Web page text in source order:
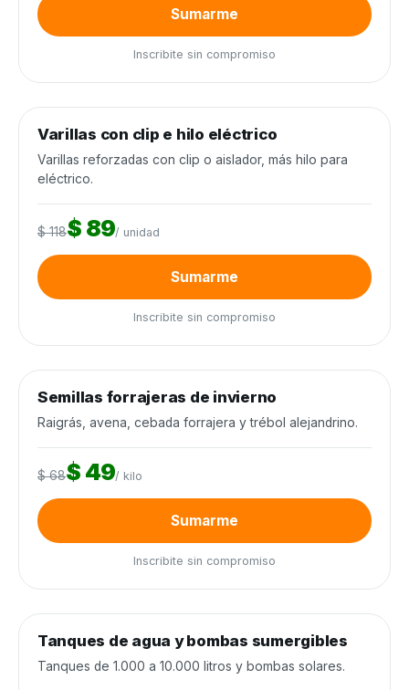
Sumarme
Inscribite sin compromiso
Alambrados y cercos
Varillas con clip e hilo eléctrico
Varillas reforzadas con clip o aislador, más hilo para
eléctrico.
$ 118$ 89/ unidad
Sumarme
Inscribite sin compromiso
Semillas y agroquímicos
Cierra en 7d
Semillas forrajeras de invierno
Raigrás, avena, cebada forrajera y trébol alejandrino.
$ 68$ 49/ kilo
Sumarme
Inscribite sin compromiso
Agua y riego
−23%
Cierra en 10d
Tanques de agua y bombas sumergibles
Tanques de 1.000 a 10.000 litros y bombas solares.